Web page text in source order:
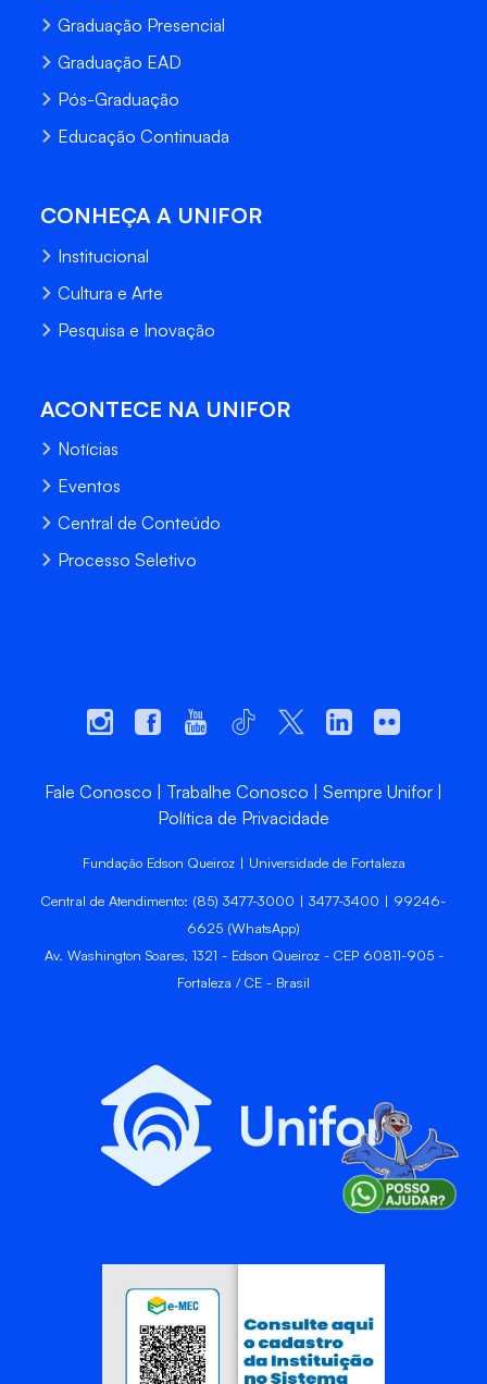
Graduação Presencial
Graduação EAD
Pós-Graduação
Educação Continuada
CONHEÇA A UNIFOR
Institucional
Cultura e Arte
Pesquisa e Inovação
ACONTECE NA UNIFOR
Notícias
Eventos
Central de Conteúdo
Processo Seletivo
Fale Conosco Trabalhe Conosco
Sempre Unifor
Política de Privacidade
Fundação Edson Queiroz | Universidade de Fortaleza
Central de Atendimento: (85) 3477-3000 | 3477-3400 | 99246-
6625 (WhatsApp)
Av. Washington Soares, 1321 - Edson Queiroz - CEP 60811-905 -
Fortaleza / CE - Brasil